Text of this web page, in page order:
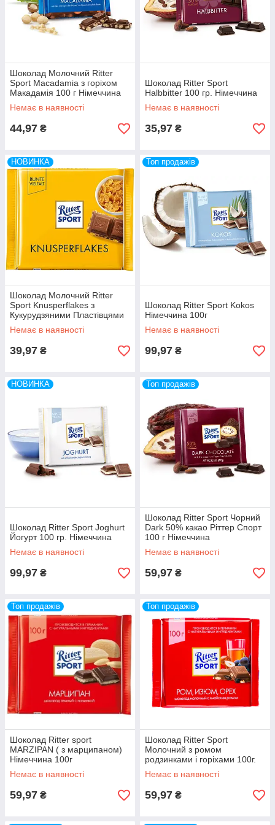
Шоколад Молочний Ritter
Sport Macadamia з горіхом
Макадамія 100 г Німеччина
Немає в наявності
44,97 ₴
Шоколад Ritter Sport
Halbbitter 100 гр. Німеччина
Немає в наявності
35,97 ₴
НОВИНКА
Шоколад Молочний Ritter
Sport Knusperflakes з
Кукурудзяними Пластівцями
100 г Німеччина
Немає в наявності
39,97 ₴
Топ продажів
Шоколад Ritter Sport Kokos
Німеччина 100г
Немає в наявності
99,97 ₴
НОВИНКА
Шоколад Ritter Sport Joghurt
Йогурт 100 гр. Німеччина
Немає в наявності
99,97 ₴
Топ продажів
Шоколад Ritter Sport Чорний
Dark 50% какао Ріттер Спорт
100 г Німеччина
Немає в наявності
59,97 ₴
Топ продажів
Шоколад Ritter sport
MARZIPAN ( з марципаном)
Німеччина 100г
Немає в наявності
59,97 ₴
Топ продажів
Шоколад Ritter Sport
Молочний з ромом
родзинками і горіхами 100г.
Німеччина
Немає в наявності
59,97 ₴